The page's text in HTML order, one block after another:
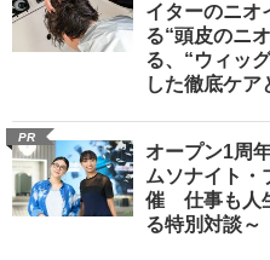
イターのニ
る“頭皮のニ
る、“ウィッ
した徹底ケア
PR
オープン1周
ムソナイト・
催 仕事も人
る特別対談～